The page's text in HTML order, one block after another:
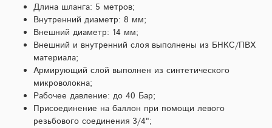
Длина шланга: 5 метров;
Внутренний диаметр: 8 мм;
Внешний диаметр: 14 мм;
Внешний и внутренний слоя выполнены из БНКС/ПВХ
материала;
Армирующий слой выполнен из синтетического
микроволокна;
Рабочее давление: до 40 Бар;
Присоединение на баллон при помощи левого
резьбового соединения 3/4";